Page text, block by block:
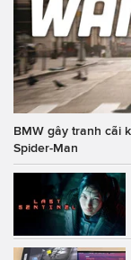
BMW gây tranh cãi
Spider-Man